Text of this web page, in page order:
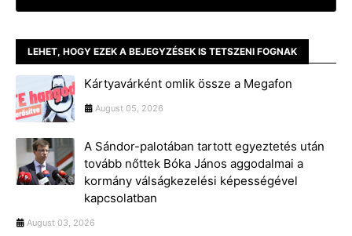
LEHET, HOGY EZEK A BEJEGYZÉSEK IS TETSZENI FOGNAK
Kártyavárként omlik össze a Megafon
August 05, 2026
A Sándor-palotában tartott egyeztetés után
tovább nőttek Bóka János aggodalmai a
kormány válságkezelési képességével
kapcsolatban
August 03, 2026